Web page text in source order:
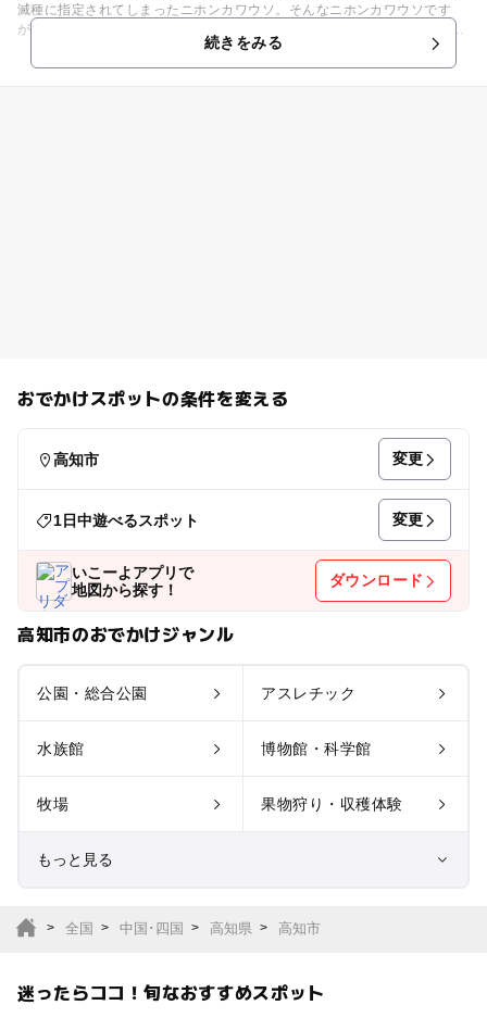
滅種に指定されてしまったニホンカワウソ。そんなニホンカワウソです
が、「かわうそ自然公園」ならいたるところでその姿を見ることができま
す！といっても、もちろん本物ではなくモニュメント。これらは園の側を
流れる新荘川でニホンカワウソが発見されたことにちなんで作られたもの
続きをみる
おでかけスポットの条件を変える
高知市 変更
1日中遊べるスポット 変更
いこーよアプリで
地図から探す！
ダウンロード
高知市のおでかけジャンル
公園・総合公園 アスレチック
水族館 博物館・科学館
牧場 果物狩り・収穫体験
もっと見る
全国 中国･四国 高知県 高知市
迷ったらココ！旬なおすすめスポット